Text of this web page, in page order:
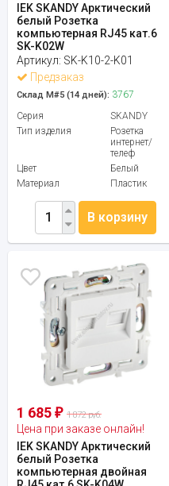
IEK SKANDY Арктический
белый Розетка
компьютерная RJ45 кат.6
SK-K02W
Артикул: SK-K10-2-K01
Предзаказ
Склад М#5 (14 дней): 3767
Серия
SKANDY
Тип изделия
Розетка
интернет/
телеф
Цвет
Белый
Материал
Пластик
В корзину
1 685 ₽ 1 872 руб.
Цена при заказе онлайн!
IEK SKANDY Арктический
белый Розетка
компьютерная двойная